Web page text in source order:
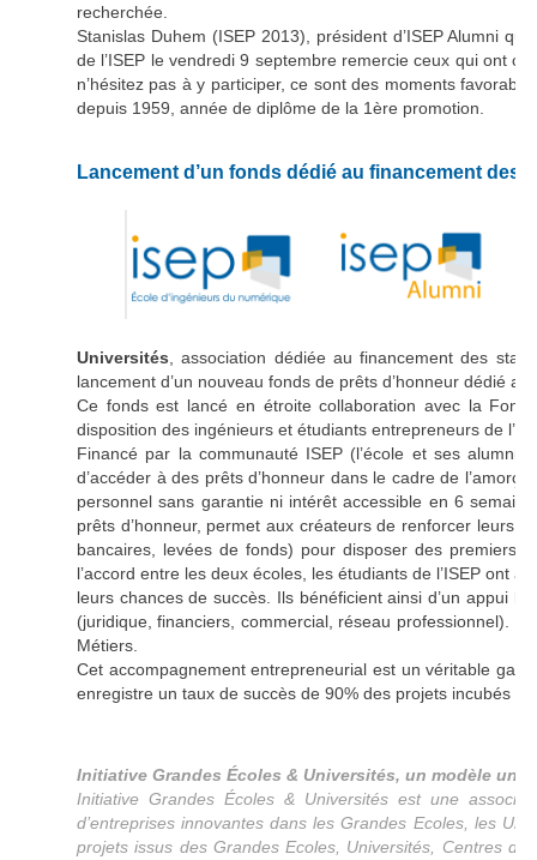
recherchée.
Stanislas Duhem (ISEP 2013), président d’ISEP Alumni
de l’ISEP le vendredi 9 septembre remercie ceux qui ont
n’hésitez pas à y participer, ce sont des moments
depuis 1959, année de diplôme de la 1ère promotion.
Lancement d’un fonds dédié au financement des
Universités , association dédiée au financement des
lancement d’un nouveau fonds de prêts d’honneur dédié
Ce fonds est lancé en étroite collaboration avec la
disposition des ingénieurs et étudiants entrepreneurs de
Financé par la communauté ISEP (l’école et ses
d’accéder à des prêts d’honneur dans le cadre de
personnel sans garantie ni intérêt accessible en 6
prêts d’honneur, permet aux créateurs de renforcer leurs
bancaires, levées de fonds) pour disposer des premiers
l’accord entre les deux écoles, les étudiants de l’ISEP ont
leurs chances de succès. Ils bénéficient ainsi d’un appui
(juridique, financiers, commercial, réseau professionnel).
Métiers.
Cet accompagnement entrepreneurial est un véritable
enregistre un taux de succès de 90% des projets incubés
Initiative Grandes Écoles & Universités, un modèle
Initiative Grandes Écoles & Universités est une
d’entreprises innovantes dans les Grandes Ecoles, les
projets issus des Grandes Ecoles, Universités, Centres